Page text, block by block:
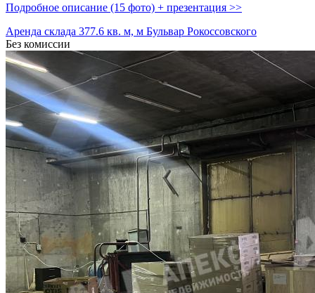
Подробное описание (15 фото) + презентация >>
Аренда склада 377.6 кв. м, м Бульвар Рокоссовского
Без комиссии